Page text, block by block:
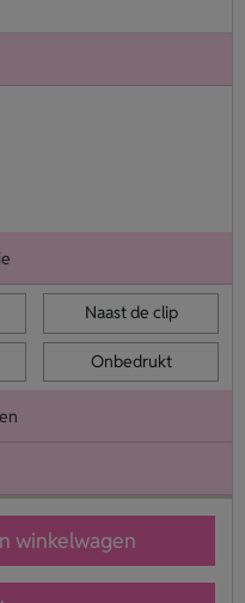
Naast de clip
Onbedrukt
winkelwagen